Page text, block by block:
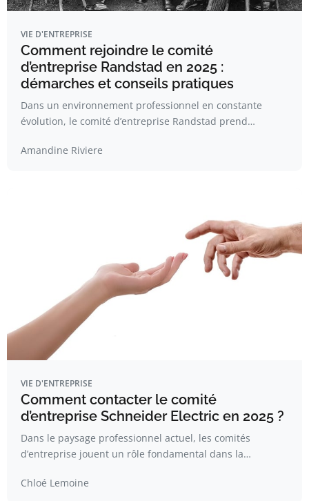
VIE D'ENTREPRISE
Comment rejoindre le comité
d’entreprise Randstad en 2025 :
démarches et conseils pratiques
Dans un environnement professionnel en constante
évolution, le comité d’entreprise Randstad prend…
Amandine Riviere
VIE D'ENTREPRISE
Comment contacter le comité
d’entreprise Schneider Electric en 2025 ?
Dans le paysage professionnel actuel, les comités
d’entreprise jouent un rôle fondamental dans la…
Chloé Lemoine